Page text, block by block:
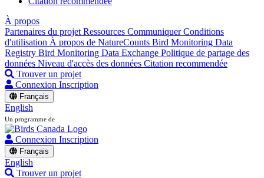
À propos
Partenaires du projet Ressources CommuniquerConditions
d'utilisation À propos de NatureCounts Bird Monitoring Data
Registry Bird Monitoring Data Exchange Politique de partage des
données Niveau d'accès des données Citation recommendée
Trouver un projet
Connexion Inscription
Français
English
Un programme de
Connexion Inscription
Français
English
Trouver un projet